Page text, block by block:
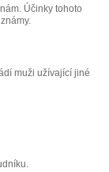
Účinky tohoto
muži užívající jiné